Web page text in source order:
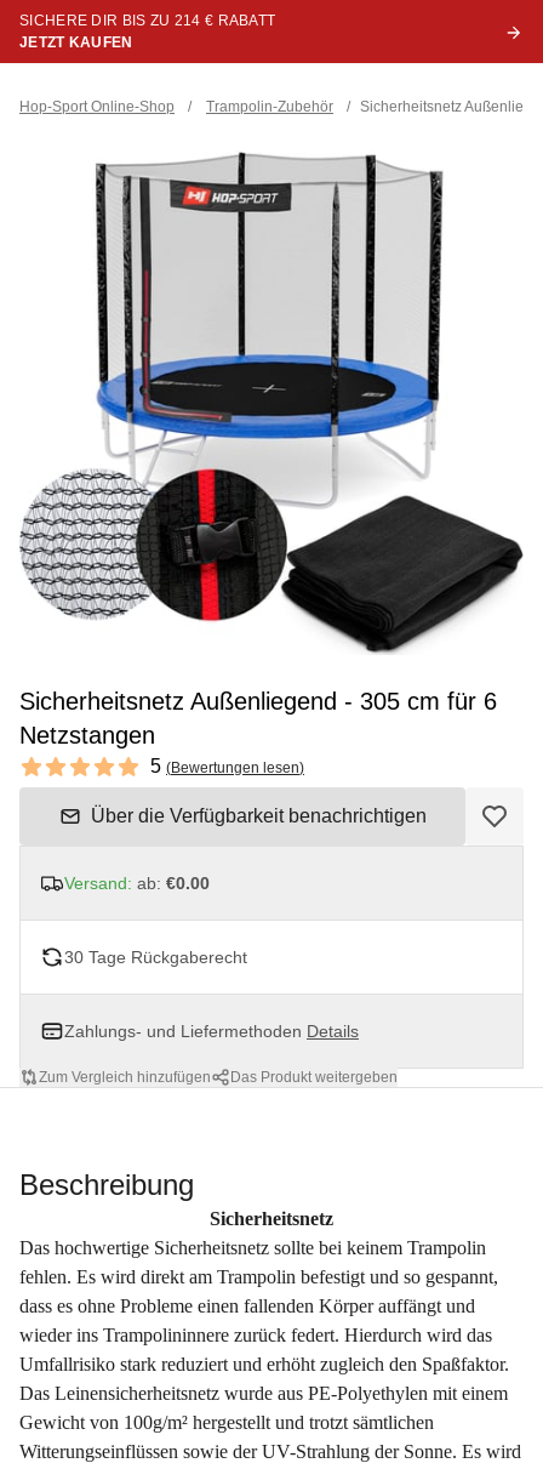
SICHERE DIR BIS ZU 214 € RABATT
JETZT KAUFEN
Hop-Sport Online-Shop / Trampolin-Zubehör / Sicherheitsnetz
Sicherheitsnetz Außenliegend - 305 cm für 6
Netzstangen
Reviews
5 out of 5 stars 5 (Bewertungen lesen)
Über die Verfügbarkeit benachrichtigen
Versand: ab: €0.00
30 Tage Rückgaberecht
Zahlungs- und Liefermethoden Details
Zum Vergleich hinzufügen Das Produkt weitergeben
Beschreibung
Sicherheitsnetz
​Das hochwertige Sicherheitsnetz sollte bei keinem Trampolin
fehlen. Es wird direkt am Trampolin befestigt und so gespannt,
dass es ohne Probleme einen fallenden Körper auffängt und
wieder ins Trampolininnere zurück federt. Hierdurch wird das
Umfallrisiko stark reduziert und erhöht zugleich den Spaßfaktor.
Das Leinensicherheitsnetz wurde aus PE-Polyethylen mit einem
Gewicht von 100g/m² hergestellt und trotzt sämtlichen
Witterungseinflüssen sowie der UV-Strahlung der Sonne. Es wird